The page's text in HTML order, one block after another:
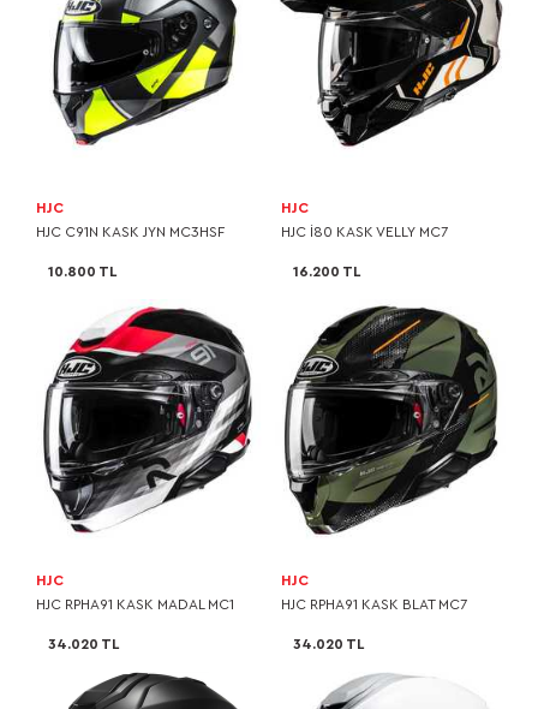
HJC
HJC C91N KASK JYN MC3HSF
10.800 TL
HJC
HJC I80 KASK VELLY MC7
16.200 TL
HJC
HJC RPHA91 KASK MADAL MC1
34.020 TL
HJC
HJC RPHA91 KASK BLAT MC7
34.020 TL